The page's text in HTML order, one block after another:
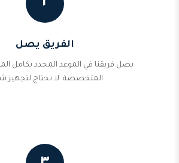
٢
الفريق يصل
يصل فريقنا في الموعد المحدد بكامل
المتخصصة. لا تحتاج لتجهيز